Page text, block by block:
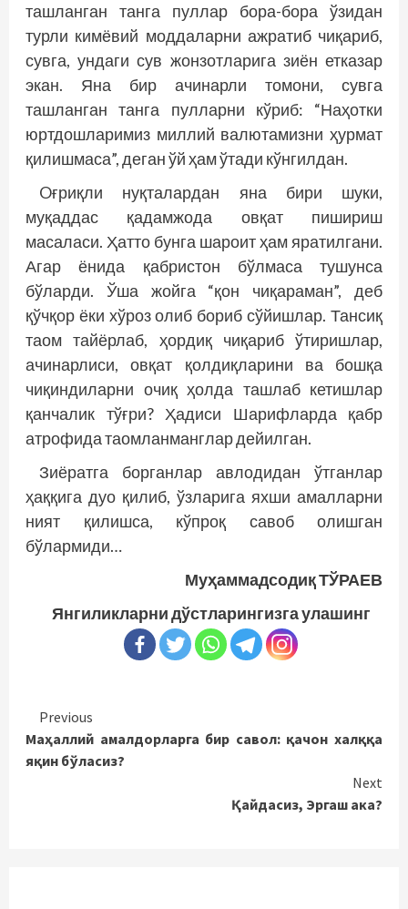
ташланган танга пуллар бора-бора ўзидан
турли кимёвий моддаларни ажратиб чиқариб,
сувга, ундаги сув жонзотларига зиён етказар
экан. Яна бир ачинарли томони, сувга
ташланган танга пулларни кўриб: “Наҳотки
юртдошларимиз миллий валютамизни ҳурмат
қилишмаса”, деган ўй ҳам ўтади кўнгилдан.
Oғриқли нуқталардан яна бири шуки,
муқаддас қадамжода овқат пишириш
масаласи. Ҳатто бунга шароит ҳам яратилгани.
Агар ёнида қабристон бўлмаса тушунса
бўларди. Ўша жойга “қон чиқараман”, деб
қўчқор ёки хўроз олиб бориб сўйишлар. Тансиқ
таом тайёрлаб, ҳордиқ чиқариб ўтиришлар,
ачинарлиси, овқат қолдиқларини ва бошқа
чиқиндиларни очиқ ҳолда ташлаб кетишлар
қанчалик тўғри? Ҳадиси Шарифларда қабр
атрофида таомланманглар дейилган.
Зиёратга борганлар авлодидан ўтганлар
ҳаққига дуо қилиб, ўзларига яхши амалларни
ният қилишса, кўпроқ савоб олишган
бўлармиди…
Муҳаммадсодиқ ТЎРАЕВ
Янгиликларни дўстларингизга улашинг
Continue
Reading
Previous
Маҳаллий амалдорларга бир савол: қачон халққа
яқин бўласиз?
Next
Қайдасиз, Эргаш ака?